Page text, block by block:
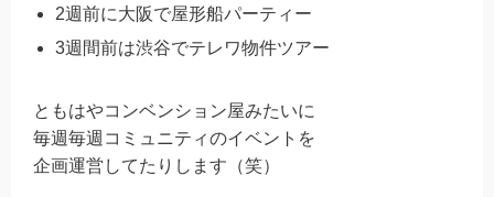
2週前に大阪で屋形船パーティー
3週間前は渋谷でテレワ物件ツアー
ともはやコンベンション屋みたいに
毎週毎週コミュニティのイベントを
企画運営してたりします（笑）